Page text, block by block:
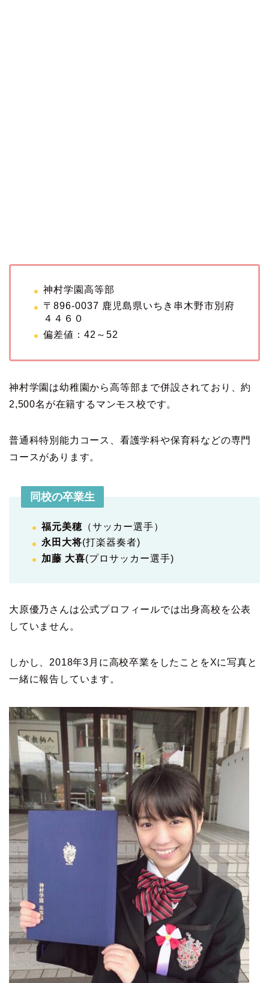
神村学園高等部
〒896-0037 鹿児島県いちき串木野市別府
４４６０
偏差値：42～52
神村学園は幼稚園から高等部まで併設されており、約
2,500名が在籍するマンモス校です。
普通科特別能力コース、看護学科や保育科などの専門
コースがあります。
同校の卒業生
福元美穂 （サッカー選手）
永田大将(打楽器奏者)
加藤 大喜(プロサッカー選手)
大原優乃さんは公式プロフィールでは出身高校を公表
していません。
しかし、2018年3月に高校卒業をしたことをXに写真と
一緒に報告しています。